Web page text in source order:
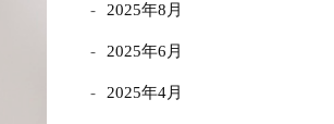
2025年8月
2025年6月
2025年4月